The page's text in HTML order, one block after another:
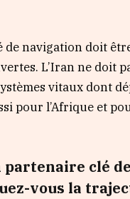
navigation doit
L’Iran ne doit
vitaux dont
pour l’Afrique et
partenaire clé
vous la